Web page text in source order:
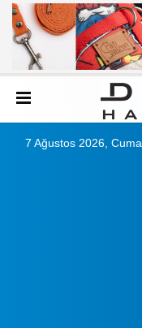
7 Ağustos 2026, Cuma